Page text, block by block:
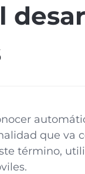
que va
término,